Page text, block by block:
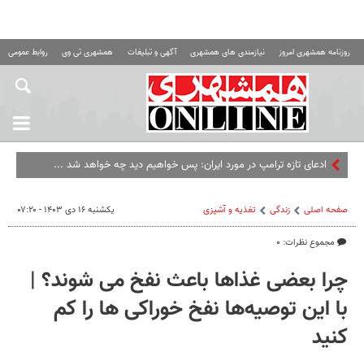
روزنامه همشهری امروز نیازمندی های همشهری آگهی و تبلیغات همشهری تی وی روابط عمومی
ادعای تازه ترامپ در مورد ایران: پس خواهیم دید چه خواهد شد ...!
صفحه اصلی زندگی تغذیه و آشپزی
مجموع نظرات: ۰
یکشنبه ۱۶ دی ۱۴۰۳ - ۰۷:۲۰
چرا بعضی غذاها باعث نفخ می‌ شوند؟ |
با این توصیه‌ها نفخ خوراکی‌ ها را کم
کنید